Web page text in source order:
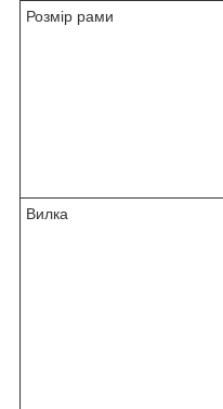
Розмір рами
Вилка